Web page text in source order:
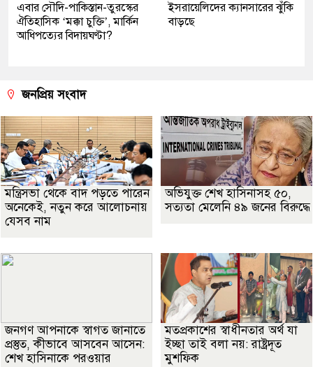
এবার সৌদি-পাকিস্তান-তুরস্কের
ঐতিহাসিক ‘মক্কা চুক্তি’, মার্কিন
আধিপত্যের বিদায়ঘণ্টা?
ইসরায়েলিদের ক্যানসারের ঝুঁকি
বাড়ছে
জনপ্রিয় সংবাদ
মন্ত্রিসভা থেকে বাদ পড়তে পারেন
অনেকেই, নতুন করে আলোচনায়
যেসব নাম
অভিযুক্ত শেখ হাসিনাসহ ৫০,
সত্যতা মেলেনি ৪৯ জনের বিরুদ্ধে
জনগণ আপনাকে স্বাগত জানাতে
প্রস্তুত, কীভাবে আসবেন আসেন:
শেখ হাসিনাকে পরওয়ার
মতপ্রকাশের স্বাধীনতার অর্থ যা
ইচ্ছা তাই বলা নয়: রাষ্ট্রদূত
মুশফিক